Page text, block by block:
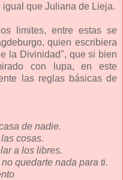
que Juliana de Lieja.
limites, entre estas se
quien escribiera
la Divinidad", que si bien
con lupa, en este
las reglas básicas de
de nadie.
cosas.
a los libres.
quedarte nada para ti.